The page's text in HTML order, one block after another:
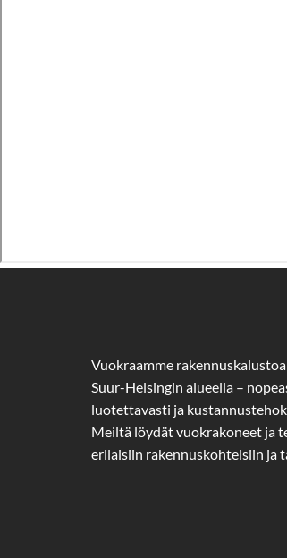
Vuokraamme
Suur-Helsingin alueella –
luotettavasti ja
Meiltä löydät vuokrakoneet ja
erilaisiin rakennuskohteisiin ja